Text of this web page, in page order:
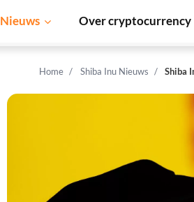
Nieuws Over cryptocurrency
Home Shiba Inu Nieuws Shiba